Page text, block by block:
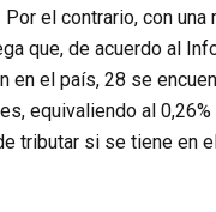
el contrario, con
que, de acuerdo al
el país, 28 se
equivaliendo al
tributar si se tiene en